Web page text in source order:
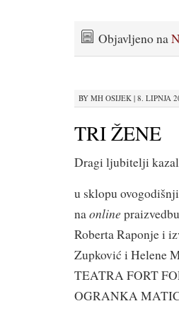
Objavljeno na
BY MH OSIJEK | 8. LIPNJA
TRI ŽENE
Dragi ljubitelji
u sklopu
naonline
Roberta Raponje i
Zupković i Helene
TEATRA FORT
OGRANKA